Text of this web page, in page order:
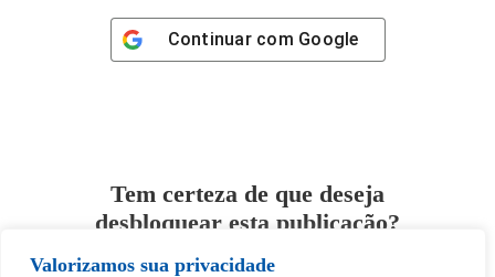
Valorizamos sua privacidade
Continuar com Google
Tem certeza de que deseja
desbloquear esta publicação?